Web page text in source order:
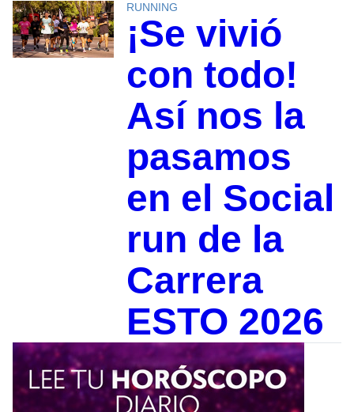
RUNNING
¡Se vivió
con todo!
Así nos la
pasamos
en el Social
run de la
Carrera
ESTO 2026